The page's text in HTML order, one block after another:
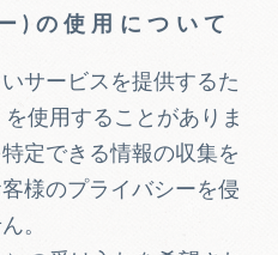
の使用について
サービスを提供するた
使用することがありま
定できる情報の収集を
様のプライバシーを侵
。